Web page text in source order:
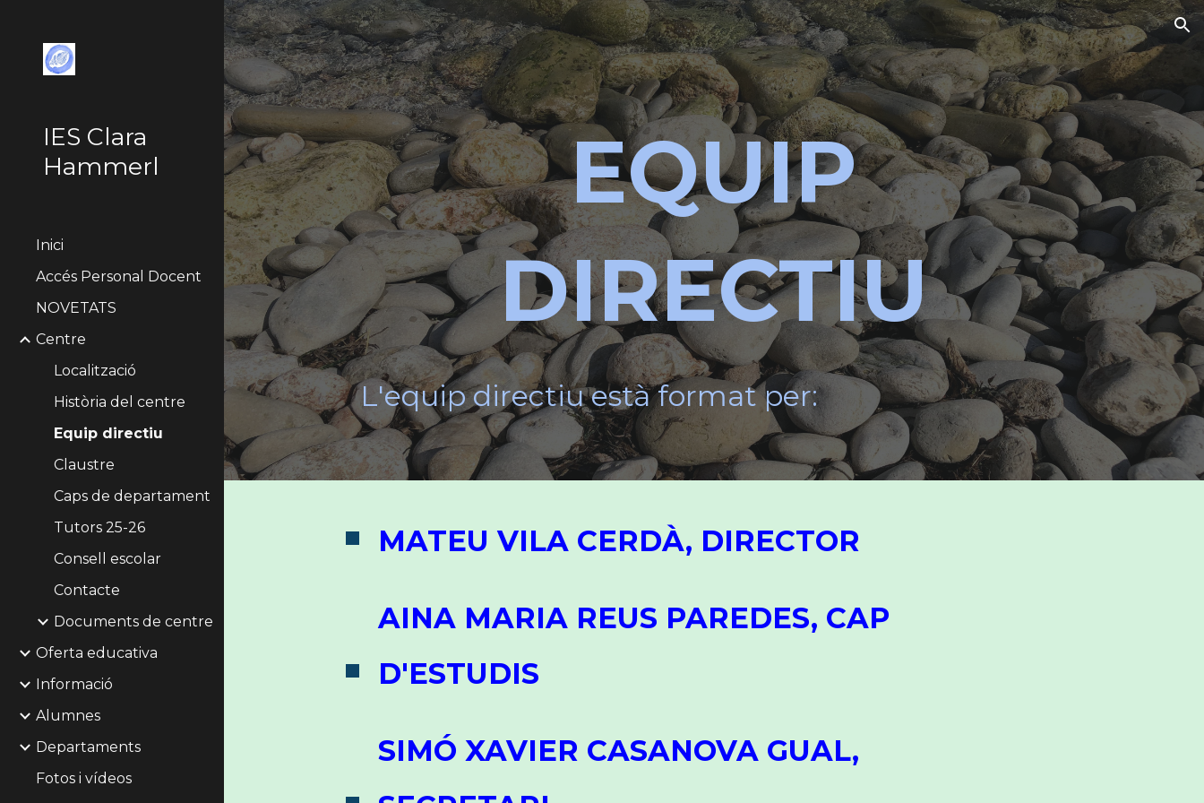
Skip to main content Skip to navigation
IES Clara
Hammerl
Inici
Accés Personal Docent
NOVETATS
Centre
Localització
Història del centre
Equip directiu
Claustre
Caps de departament
Tutors 25-26
Consell escolar
Contacte
Documents de centre
Oferta educativa
Informació
Alumnes
Departaments
Fotos i vídeos
EQUIP
DIRECTIU
L'equip directiu està format per:
MATEU VILA CERDÀ, DIRECTOR
AINA MARIA REUS PAREDES, CAP
D'ESTUDIS
SIMÓ XAVIER CASANOVA GUAL,